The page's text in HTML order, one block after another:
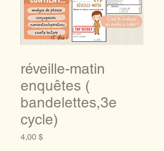
réveille-matin
enquêtes (
bandelettes,3e
cycle)
4,00 $Prix